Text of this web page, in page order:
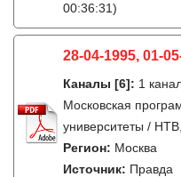
00:36:31)
28-04-1995, 01-
Каналы [6]: 1
Московская
университеты /
Регион: Москва
Источник: Правда